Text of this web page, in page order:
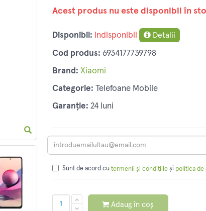
Acest produs nu este disponibil în
Disponibil: indisponibil Detalii
Cod produs: 6934177739798
Brand: Xiaomi
Categorie: Telefoane Mobile
Garanție: 24 luni
Sunt de acord cu termenii și condițiileși politica de
Adaug în coș